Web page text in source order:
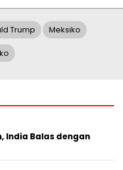
Trump Meksiko
India Balas dengan